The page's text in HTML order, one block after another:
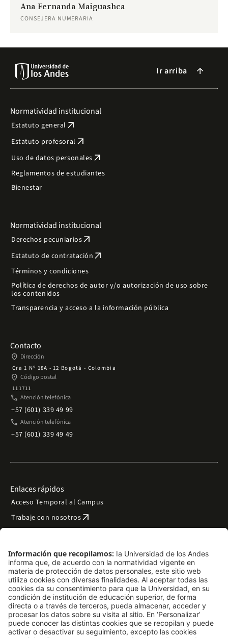
Ana Fernanda Maiguashca
CONSEJERA NUMERARIA
Ir arriba arrow_forward
Normatividad institucional
Estatuto general arrow_outward
Estatuto profesoral arrow_outward
Uso de datos personales arrow_outward
Reglamentos de estudiantes
Bienestar
Normatividad institucional
Derechos pecuniariosarrow_outward
Estatuto de contratación arrow_outward
Términos y condiciones
Política de derechos de autor y/o autorización de uso sobre
los contenidos
Transparencia y acceso a la información pública
Contacto
place Dirección
Cra 1 Nº 18A - 12 Bogotá - Colombia
place Código postal
111711
phone Atención telefónica
+57 (601) 339 49 99
phone Atención telefónica
+57 (601) 339 49 49
Enlaces rápidos
Acceso Temporal al Campus
Trabaje con nosotrosarrow_outward
Preguntas frecuentes
Filantropía y donacionesarrow_outward
Mapa del sitio arrow_outward
Síguenos
LinkedIn